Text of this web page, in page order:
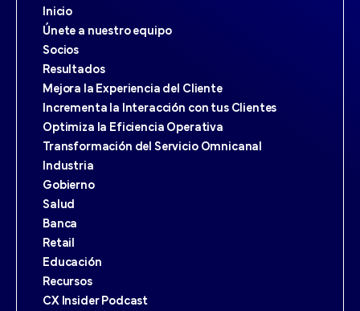
Inicio
Únete a nuestro equipo
Socios
Resultados
Mejora la Experiencia del Cliente
Incrementa la Interacción con tus Clientes
Optimiza la Eficiencia Operativa
Transformación del Servicio Omnicanal
Industria
Gobierno
Salud
Banca
Retail
Educación
Recursos
CX Insider Podcast